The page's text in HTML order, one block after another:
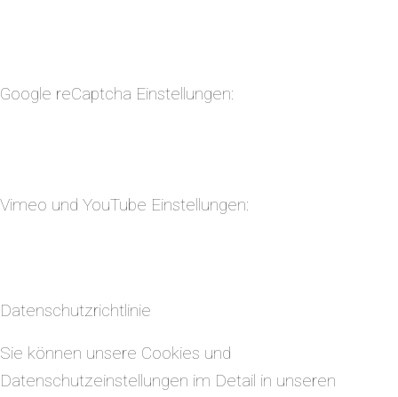
Google reCaptcha Einstellungen:
Vimeo und YouTube Einstellungen:
Datenschutzrichtlinie
Sie können unsere Cookies und
Datenschutzeinstellungen im Detail in unseren